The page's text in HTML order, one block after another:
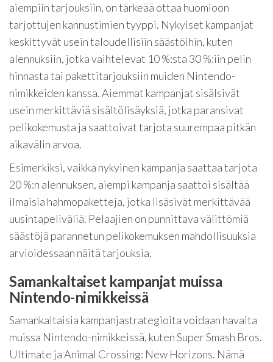
aiempiin tarjouksiin, on tärkeää ottaa huomioon
tarjottujen kannustimien tyyppi. Nykyiset kampanjat
keskittyvät usein taloudellisiin säästöihin, kuten
alennuksiin, jotka vaihtelevat 10 %:sta 30 %:iin pelin
hinnasta tai pakettitarjouksiin muiden Nintendo-
nimikkeiden kanssa. Aiemmat kampanjat sisälsivät
usein merkittäviä sisältölisäyksiä, jotka paransivat
pelikokemusta ja saattoivat tarjota suurempaa pitkän
aikavälin arvoa.
Esimerkiksi, vaikka nykyinen kampanja saattaa tarjota
20 %:n alennuksen, aiempi kampanja saattoi sisältää
ilmaisia hahmopaketteja, jotka lisäsivät merkittävää
uusintapeliväliä. Pelaajien on punnittava välittömiä
säästöjä parannetun pelikokemuksen mahdollisuuksia
arvioidessaan näitä tarjouksia.
Samankaltaiset kampanjat muissa
Nintendo-nimikkeissä
Samankaltaisia kampanjastrategioita voidaan havaita
muissa Nintendo-nimikkeissä, kuten Super Smash Bros.
Ultimate ja Animal Crossing: New Horizons. Nämä